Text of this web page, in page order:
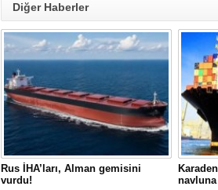
Diğer Haberler
Rus İHA’ları, Alman gemisini
vurdu!